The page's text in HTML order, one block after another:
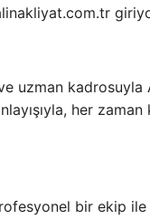
uzman
her
bir ekip